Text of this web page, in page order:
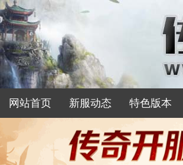
网站首页 新服动态 特色版本